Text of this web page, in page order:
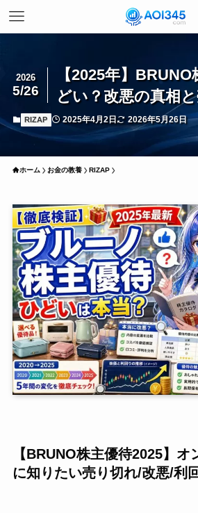
【2025年】
どい？改悪の真相
2026
5/26
RIZAP 2025年4月2日 2026年5月26日
ホーム お金の教養 RIZAP
【BRUNO株主優待2025】オ
に知りたい売り切れ/改悪/利